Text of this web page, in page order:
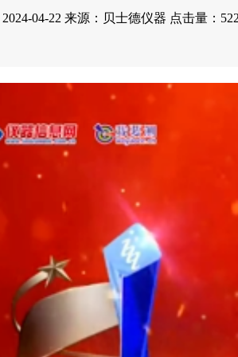
04-22 来源：贝士德仪器 点击量：